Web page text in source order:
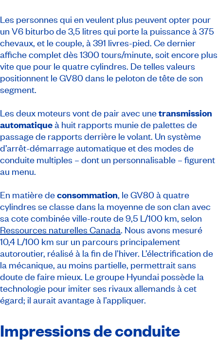
Les personnes qui en veulent plus peuvent opter pour
un V6 biturbo de 3,5 litres qui porte la puissance à 375
chevaux, et le couple, à 391 livres-pied. Ce dernier
affiche complet dès 1300 tours/minute, soit encore plus
vite que pour le quatre cylindres. De telles valeurs
positionnent le GV80 dans le peloton de tête de son
segment.
Les deux moteurs vont de pair avec unetransmission
automatiqueà huit rapports munie de palettes de
passage de rapports derrière le volant. Un système
d’arrêt-démarrage automatique et des modes de
conduite multiples – dont un personnalisable – figurent
au menu.
En matière deconsommation, le GV80 à quatre
cylindres se classe dans la moyenne de son clan avec
sa cote combinée ville-route de 9,5 L/100 km, selon
Ressources naturelles Canada. Nous avons mesuré
10,4 L/100 km sur un parcours principalement
autoroutier, réalisé à la fin de l’hiver. L’électrification de
la mécanique, au moins partielle, permettrait sans
doute de faire mieux. Le groupe Hyundai possède la
technologie pour imiter ses rivaux allemands à cet
égard; il aurait avantage à l’appliquer.
Impressions de conduite